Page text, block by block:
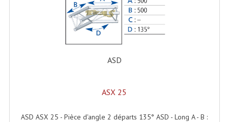
Sonorisation
Accessoires Pieds Cellules Diamants
Cellule (s)
Diamants
ASD
ASX 25
ASD ASX 25 - Pièce d'angle 2 départs 135° ASD - Long A - B :